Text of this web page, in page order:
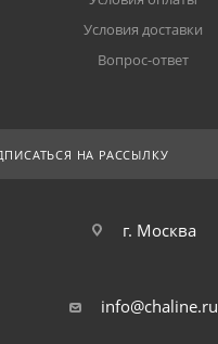
Условия доставки
Вопрос-ответ
НА РАССЫЛКУ
г. Москва
info@chaline.ru